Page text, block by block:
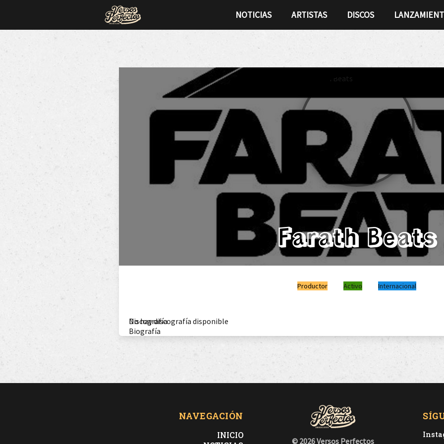
NOTICIAS ARTISTAS DISCOS
Farath Beats
Productor Activo Internacional
Discografía
Biografía
No hay discografía disponible
NAVEGACIÓN
INICIO
© 2026 Versos Perfectos